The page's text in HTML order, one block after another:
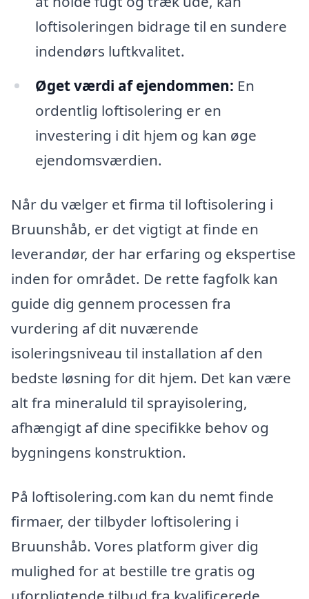
loftisoleringen bidrage til en sundere
indendørs luftkvalitet.
Øget værdi af ejendommen: En
ordentlig loftisolering er en
investering i dit hjem og kan øge
ejendomsværdien.
Når du vælger et firma til loftisolering i
Bruunshåb, er det vigtigt at finde en
leverandør, der har erfaring og ekspertise
inden for området. De rette fagfolk kan
guide dig gennem processen fra
vurdering af dit nuværende
isoleringsniveau til installation af den
bedste løsning for dit hjem. Det kan være
alt fra mineraluld til sprayisolering,
afhængigt af dine specifikke behov og
bygningens konstruktion.
På loftisolering.com kan du nemt finde
firmaer, der tilbyder loftisolering i
Bruunshåb. Vores platform giver dig
mulighed for at bestille tre gratis og